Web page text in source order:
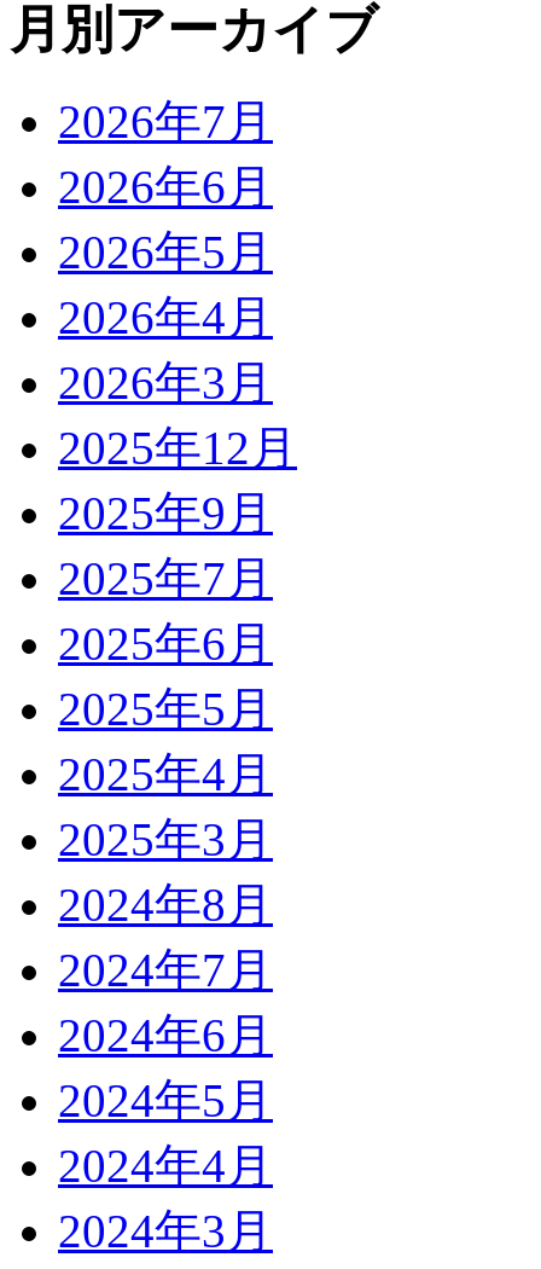
月別アーカイブ
2026年7月
2026年6月
2026年5月
2026年4月
2026年3月
2025年12月
2025年9月
2025年7月
2025年6月
2025年5月
2025年4月
2025年3月
2024年8月
2024年7月
2024年6月
2024年5月
2024年4月
2024年3月